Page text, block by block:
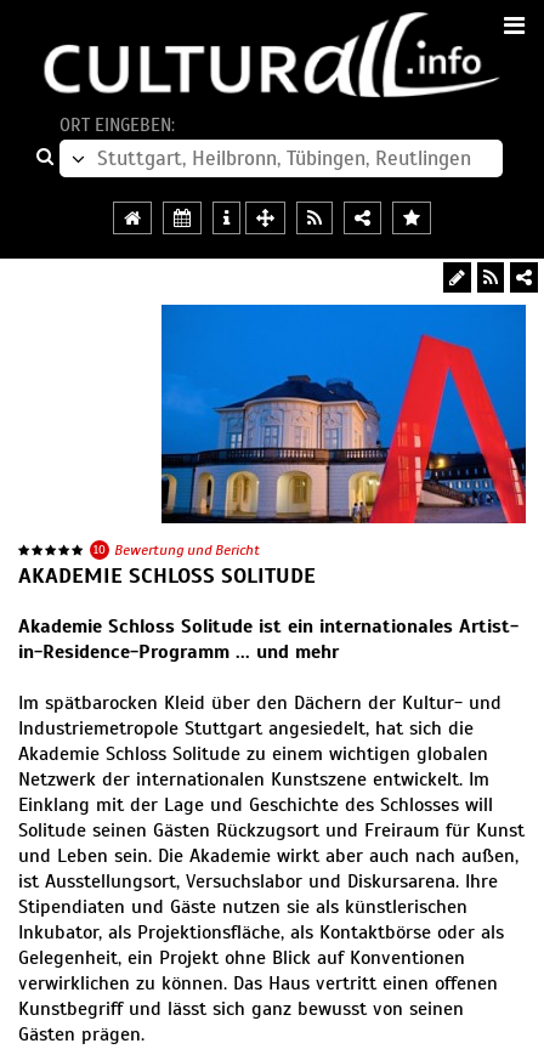
ORT EINGEBEN:
10 Bewertung und Bericht
AKADEMIE SCHLOSS SOLITUDE
Akademie Schloss Solitude ist ein internationales Artist-
in-Residence-Programm ... und mehr
Im spätbarocken Kleid über den Dächern der Kultur- und
Industriemetropole Stuttgart angesiedelt, hat sich die
Akademie Schloss Solitude zu einem wichtigen globalen
Netzwerk der internationalen Kunstszene entwickelt. Im
Einklang mit der Lage und Geschichte des Schlosses will
Solitude seinen Gästen Rückzugsort und Freiraum für Kunst
und Leben sein. Die Akademie wirkt aber auch nach außen,
ist Ausstellungsort, Versuchslabor und Diskursarena. Ihre
Stipendiaten und Gäste nutzen sie als künstlerischen
Inkubator, als Projektionsfläche, als Kontaktbörse oder als
Gelegenheit, ein Projekt ohne Blick auf Konventionen
verwirklichen zu können. Das Haus vertritt einen offenen
Kunstbegriff und lässt sich ganz bewusst von seinen
Gästen prägen.